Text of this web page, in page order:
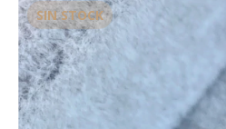
SIN STOCK